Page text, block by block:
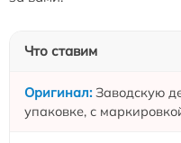
Что ставим
Заводскую
упаковке, с